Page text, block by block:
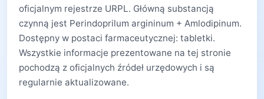
oficjalnym rejestrze URPL. Główną substancją
czynną jest Perindoprilum argininum + Amlodipinum.
Dostępny w postaci farmaceutycznej: tabletki.
Wszystkie informacje prezentowane na tej stronie
pochodzą z oficjalnych źródeł urzędowych i są
regularnie aktualizowane.